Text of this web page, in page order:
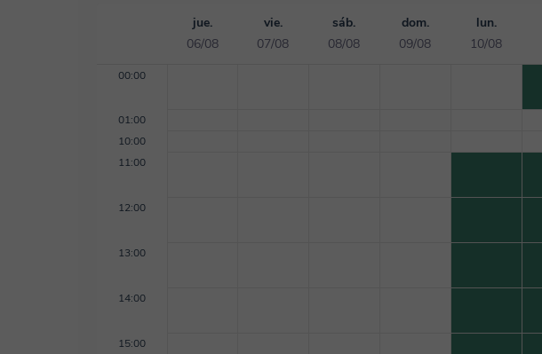
jue.
06/08
vie.
07/08
sáb.
08/08
dom.
09/08
lun.
10/08
00:00
01:00
10:00
11:00
12:00
13:00
14:00
15:00